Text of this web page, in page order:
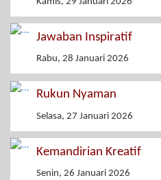
Jawaban Inspiratif
Rabu, 28 Januari 2026
Rukun Nyaman
Selasa, 27 Januari 2026
Kemandirian Kreatif
Senin, 26 Januari 2026